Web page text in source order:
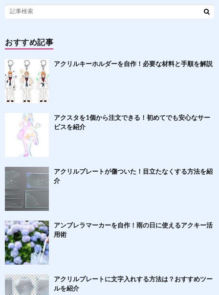
おすすめ記事
アクリルキーホルダーを自作！必要な材料と手順を解説
アクスタを1個から注文できる！初めてでも安心なサー
ビスを紹介
アクリルプレートが傷ついた！目立たなくする方法を紹
介
アンブレラマーカーを自作！雨の日に使えるアクキー活
用術
アクリルプレートに文字入れする方法は？おすすめツー
ルを紹介